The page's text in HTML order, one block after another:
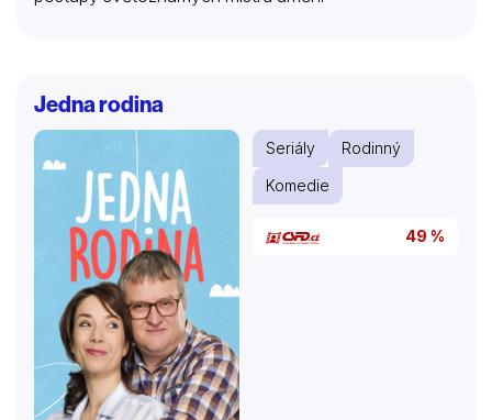
Jedna rodina
Seriály
Rodinný
Komedie
49 %